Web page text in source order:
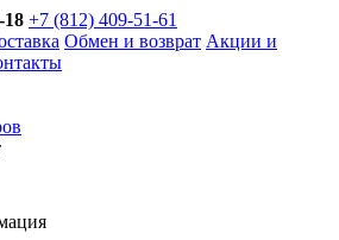
+7 (812) 409-51-61
Обмен и возврат Акции и